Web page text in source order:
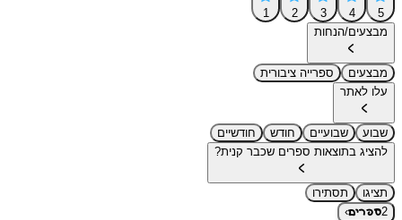
5
4
3
2
1
מבצעים/הנחות
מבצעים
ספרייה ציבורית
עלו לאתר
שבוע שבועיים חודש
חודשיים
להציג בתוצאות ספרים שכבר קנית?
תציגו
תסתירו
2ספרים›